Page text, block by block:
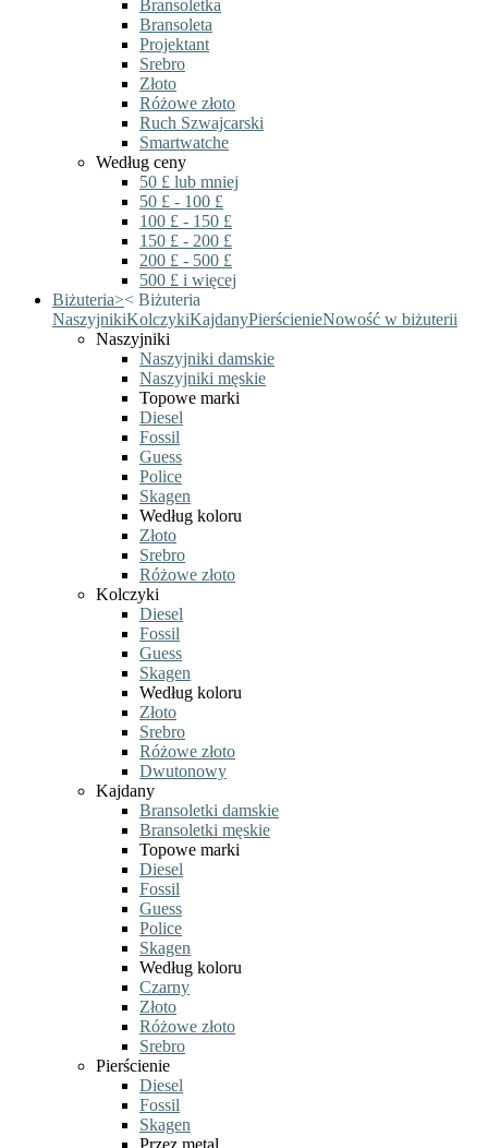
Bransoletka
Bransoleta
Projektant
Srebro
Złoto
Różowe złoto
Ruch Szwajcarski
Smartwatche
Według ceny
50 £ lub mniej
50 £ - 100 £
100 £ - 150 £
150 £ - 200 £
200 £ - 500 £
500 £ i więcej
Biżuteria>< Biżuteria
NaszyjnikiKolczykiKajdanyPierścienieNowość w biżuterii
Naszyjniki
Naszyjniki damskie
Naszyjniki męskie
Topowe marki
Diesel
Fossil
Guess
Police
Skagen
Według koloru
Złoto
Srebro
Różowe złoto
Kolczyki
Diesel
Fossil
Guess
Skagen
Według koloru
Złoto
Srebro
Różowe złoto
Dwutonowy
Kajdany
Bransoletki damskie
Bransoletki męskie
Topowe marki
Diesel
Fossil
Guess
Police
Skagen
Według koloru
Czarny
Złoto
Różowe złoto
Srebro
Pierścienie
Diesel
Fossil
Skagen
Przez metal